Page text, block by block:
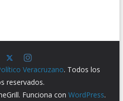
Veracruzano. Todos los
reservados.
Funciona conWordPress.